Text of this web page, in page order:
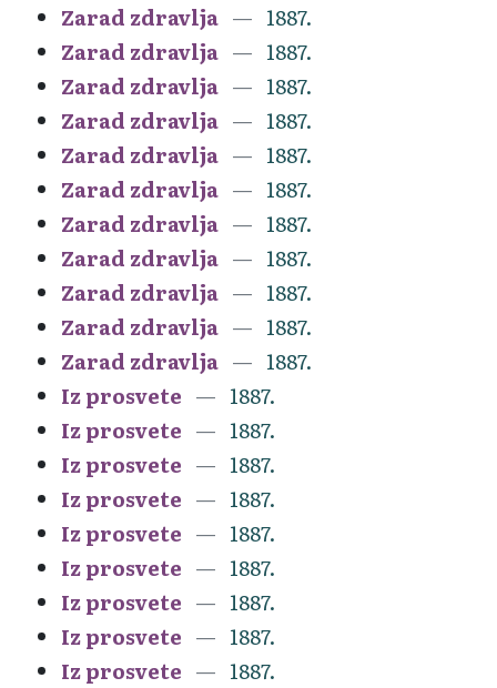
Zarad zdravlja
1887.
Zarad zdravlja
1887.
Zarad zdravlja
1887.
Zarad zdravlja
1887.
Zarad zdravlja
1887.
Zarad zdravlja
1887.
Zarad zdravlja
1887.
Zarad zdravlja
1887.
Zarad zdravlja
1887.
Zarad zdravlja
1887.
Zarad zdravlja
1887.
Iz prosvete
1887.
Iz prosvete
1887.
Iz prosvete
1887.
Iz prosvete
1887.
Iz prosvete
1887.
Iz prosvete
1887.
Iz prosvete
1887.
Iz prosvete
1887.
Iz prosvete
1887.